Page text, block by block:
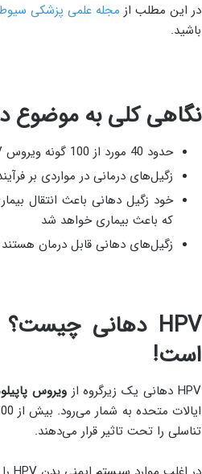
در این مطلب از مجله علمی پزشکی
باشید.
نگاهی کلی به موضوع
حدود 40 مورد از 100 گونه ویروس HPV در قسمت دهان، گلو و اندام‌های تناسلی ایجاد می‌شوند
زگیل‌های درمانی در مواردی بر
خود زگیل دهانی باعث انتقال
که باعث بیماری خواهد شد
زگیل‌های دهانی قابل درمان
HPV دهانی چیست؟
است!
HPV دهانی یک زیرگروه از ویروس
تناسلی را تحت تاثیر قرار می‌دهند.